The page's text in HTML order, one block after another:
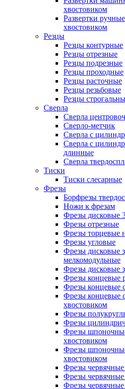
хвостовиком
Развертки
хвостовиком
Резцы
Резцы контурные
Резцы отрезные
Резцы подрезные
Резцы проходные
Резцы расточные
Резцы резьбовые
Резцы
Сверла
Сверла
Сверло-метчик
Сверла с
Сверла с
длинные
Сверла
Тиски
Тиски слесарные
Фрезы
Борфрезы
Ножи к фрезам
Фрезы дисковые
Фрезы отрезные
Фрезы торцевые
Фрезы угловые
Фрезы дисковые
мелкомодульные
Фрезы дисковые
Фрезы концевые
Фрезы концевые
Фрезы концевые
хвостовиком
Фрезы
Фрезы
Фрезы
хвостовиком
Фрезы
хвостовиком
Фрезы червячные
Фрезы червячные
Фрезы